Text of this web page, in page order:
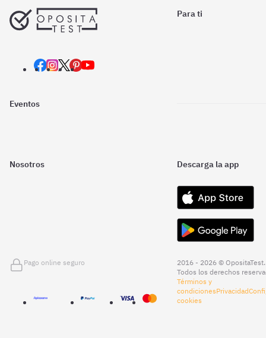
Para ti
Eventos
Nosotros Descarga la app
Pago online seguro
2016 - 2026 © OpositaTest.
Todos los derechos
Términos y
condicionesPrivacidad
cookies